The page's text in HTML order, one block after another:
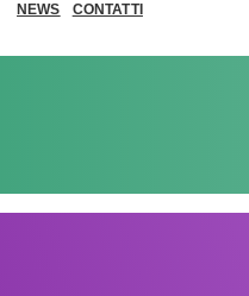
NEWS CONTATTI